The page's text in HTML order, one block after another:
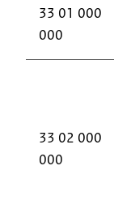
33 01 000
000
33 02 000
000